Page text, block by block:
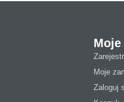
Moje
Zaloguj